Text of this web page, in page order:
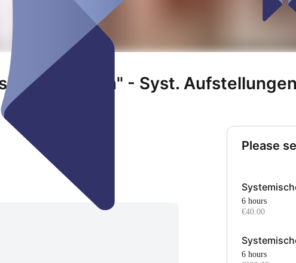
Lösungen" - Syst. Aufstellungen
Please
6 hours
€40.00
6 hours